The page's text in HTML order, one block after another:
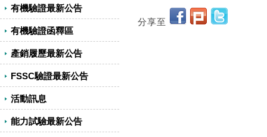
有機驗證最新公告
有機驗證函釋區
產銷履歷最新公告
FSSC驗證最新公告
活動訊息
能力試驗最新公告
分享至